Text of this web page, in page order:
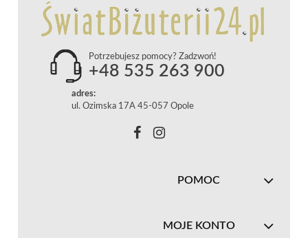
Potrzebujesz pomocy? Zadzwoń!
+48 535 263 900
adres:
ul. Ozimska 17A 45-057 Opole
POMOC
MOJE KONTO